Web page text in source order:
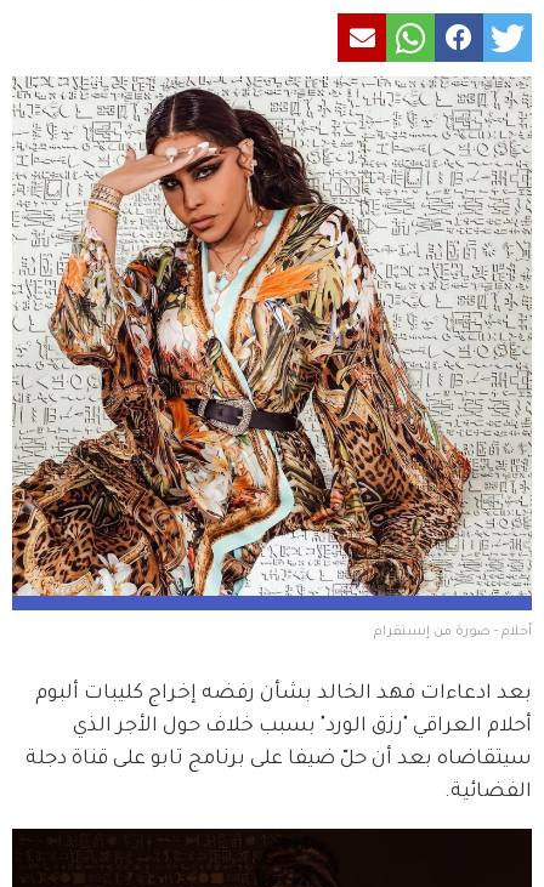
أحلام - صورة من إنستقرام
بعد ادعاءات فهد الخالد بشأن رفضه إخراج كليبات ألبوم
أحلام العراقي "رزق الورد" بسبب خلاف حول الأجر الذي
سيتقاضاه بعد أن حلّ ضيفا على برنامج تابو على قناة دجلة
الفضائية.